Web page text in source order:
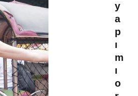
y
a
p
ı
m
ı
o